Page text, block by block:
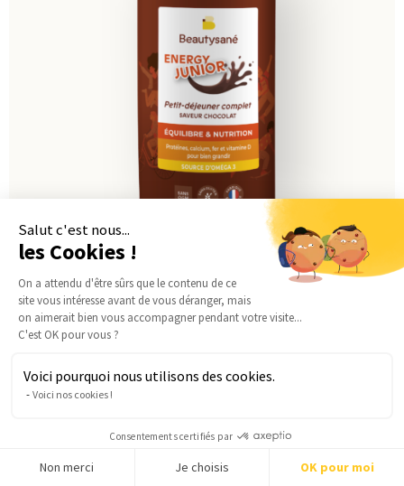
Salut c'est nous...
les Cookies !
On a attendu d'être sûrs que le contenu de ce
site vous intéresse avant de vous déranger, mais
on aimerait bien vous accompagner pendant votre visite...
C'est OK pour vous ?
Voici pourquoi nous utilisons des cookies.
Voici nos cookies !
Consentements certifiés par
Non merci Je choisis OK pour moi
Energy Junior – Cacaodrank
vanaf25,02 €